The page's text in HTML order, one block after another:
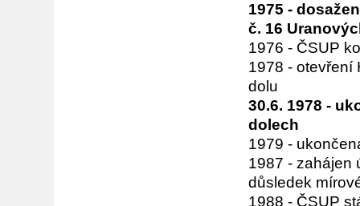
1975 -
č. 16
1976 - ČSUP
1978 - otevření
dolu
30.6. 1978 -
dolech
1979 -
1987 - zahájen
důsledek
1988 - ČSUP